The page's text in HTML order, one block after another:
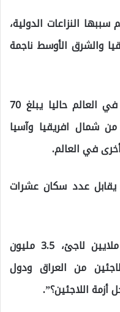
النزاعات الدولية،
والشرق الأوسط ناجمة
وأشار قالن إلى أن عدد اللاجئين في العالم حاليا يبلغ 70
شمال افريقيا وآسيا
في العالم.
يقابل عدد سكان عشرات
وتابع: “تركيا تستضيف حاليا 5 ملايين لاجئ، 3.5 مليون
من العراق ودول
اللاجئين؟”.